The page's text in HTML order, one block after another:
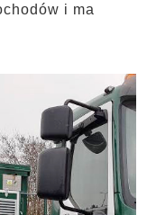
i ma